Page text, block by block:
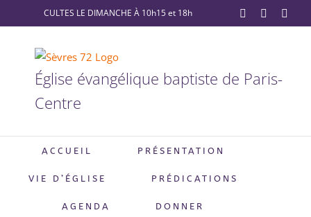
au
contenu
CULTES LE DIMANCHE À 10h15 et 18h YouTubeFacebook
Église évangélique baptiste de Paris-
Centre
ACCUEIL PRÉSENTATION
VIE D’ÉGLISE PRÉDICATIONS
AGENDA DONNER